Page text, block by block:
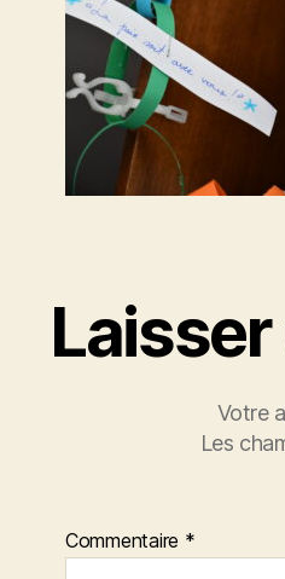
Votre
Les
Commentaire *